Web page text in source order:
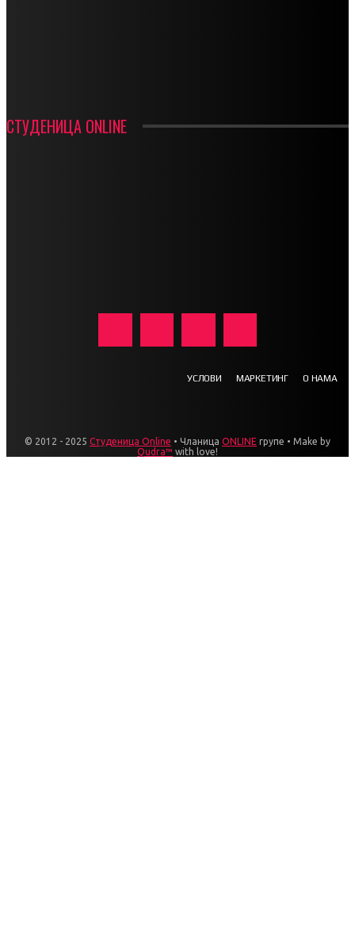
СТУДЕНИЦА ONLINE
УСЛОВИ МАРКЕТИНГ О НАМА
© 2012 - 2025 Студеница Online • Чланица ONLINE групе • Make by
Qudra™ with love!